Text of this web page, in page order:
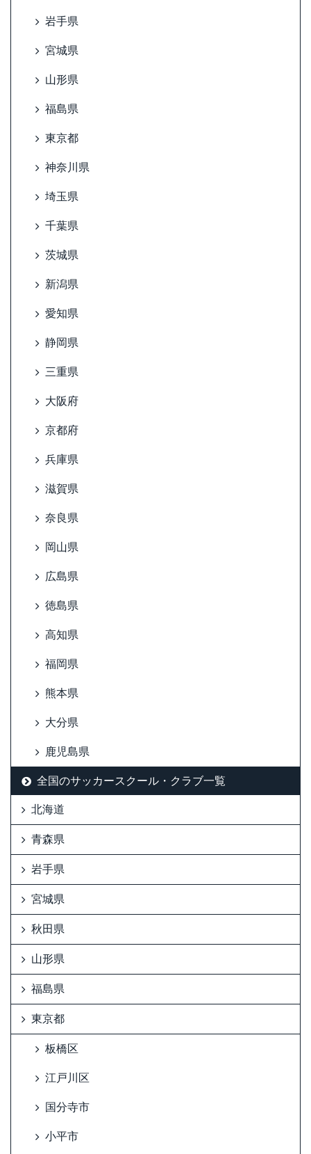
岩手県
宮城県
山形県
福島県
東京都
神奈川県
埼玉県
千葉県
茨城県
新潟県
愛知県
静岡県
三重県
大阪府
京都府
兵庫県
滋賀県
奈良県
岡山県
広島県
徳島県
高知県
福岡県
熊本県
大分県
鹿児島県
全国のサッカースクール・クラブ一覧
北海道
青森県
岩手県
宮城県
秋田県
山形県
福島県
東京都
板橋区
江戸川区
国分寺市
小平市